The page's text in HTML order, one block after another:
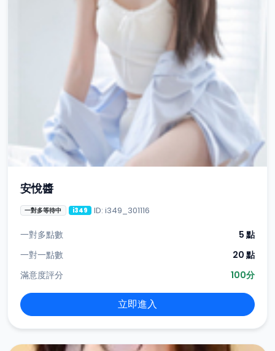
安悅醬
一對多等待中 i349 ID: i349_301116
一對多點數
5 點
一對一點數
20 點
滿意度評分
100分
立即進入